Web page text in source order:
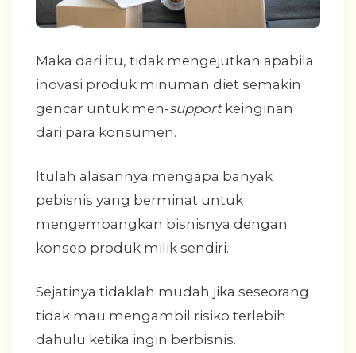
Maka dari itu, tidak mengejutkan apabila
inovasi produk minuman diet semakin
gencar untuk men-supportkeinginan
dari para konsumen.
Itulah alasannya mengapa banyak
pebisnis yang berminat untuk
mengembangkan bisnisnya dengan
konsep produk milik sendiri.
Sejatinya tidaklah mudah jika seseorang
tidak mau mengambil risiko terlebih
dahulu ketika ingin berbisnis.